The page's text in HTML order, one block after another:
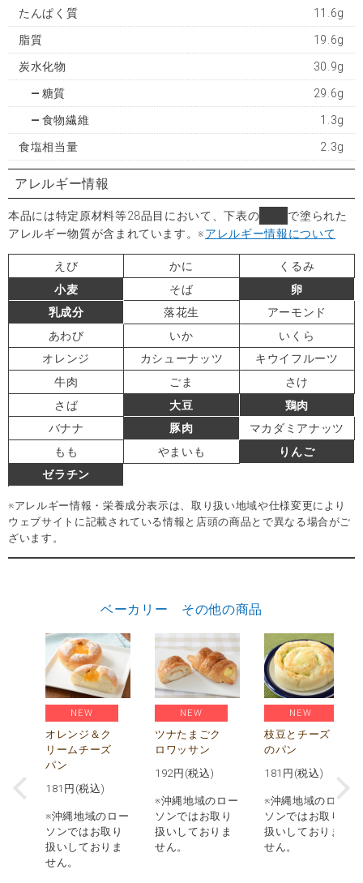
たんぱく質 11.6g
脂質 19.6g
炭水化物 30.9g
糖質 29.6g
食物繊維 1.3g
食塩相当量 2.3g
アレルギー情報
本品には特定原材料等28品目において、下表の
で塗られた
アレルギー物質が含まれています。※アレルギー情報について
えび かに
くるみ
小麦
そば
卵
乳成分
落花生
アーモンド
あわび
いか
いくら
オレンジ
カシューナッツ
キウイフルーツ
牛肉
ごま
さけ
さば
大豆
鶏肉
バナナ
豚肉
マカダミアナッツ
もも
やまいも
りんご
ゼラチン
※アレルギー情報・栄養成分表示は、取り扱い地域や仕様変更により
ウェブサイトに記載されている情報と店頭の商品とで異なる場合がご
ざいます。
ベーカリー その他の商品
NEW
オレンジ＆ク
リームチーズ
パン
181 円(税込)
※沖縄地域のロー
ソンではお取り
扱いしておりま
せん。
NEW
ツナたまごク
ロワッサン
192 円(税込)
※沖縄地域のロー
ソンではお取り
扱いしておりま
せん。
NEW
枝豆とチーズ
のパン
181 円(税込)
※沖縄地域のロー
ソンではお取り
扱いしておりま
せん。